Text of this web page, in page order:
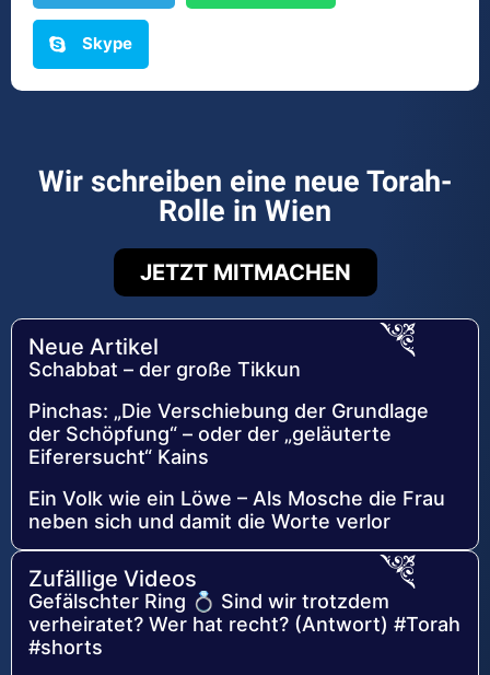
Skype
Wir schreiben eine neue Torah-
Rolle in Wien
JETZT MITMACHEN
Neue Artikel
Schabbat – der große Tikkun
Pinchas: „Die Verschiebung der Grundlage
der Schöpfung“ – oder der „geläuterte
Eiferersucht“ Kains
Ein Volk wie ein Löwe – Als Mosche die Frau
neben sich und damit die Worte verlor
Zufällige Videos
Gefälschter Ring 💍 Sind wir trotzdem
verheiratet? Wer hat recht? (Antwort) #Torah
#shorts